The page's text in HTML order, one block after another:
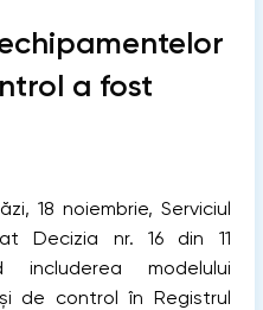
a fost
18 noiembrie, Serviciul
Decizia nr. 16 din 11
includerea modelului
de control în Registrul